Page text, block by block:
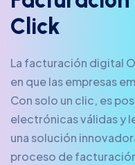
C ick
La facturación digital
en que las empresas
Con solo un clic, es
electrónicas válidas y
una solución
proceso de